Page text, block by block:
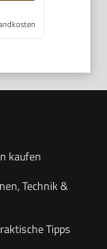
kaufen
Technik &
Tipps